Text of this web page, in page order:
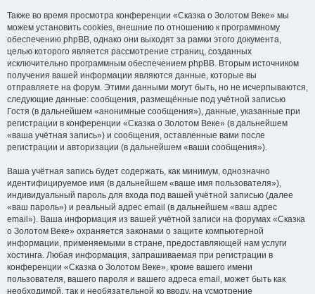
Также во время просмотра конференции «Сказка о Золотом Веке» мы
можем установить cookies, внешние по отношению к программному
обеспечению phpBB, однако они выходят за рамки этого документа,
целью которого является рассмотрение страниц, созданных
исключительно программным обеспечением phpBB. Вторым источником
получения вашей информации являются данные, которые вы
отправляете на форум. Этими данными могут быть, но не исчерпываются,
следующие данные: сообщения, размещённые под учётной записью
Гостя (в дальнейшем «анонимные сообщения»), данные, указанные при
регистрации в конференции «Сказка о Золотом Веке» (в дальнейшем
«ваша учётная запись») и сообщения, оставленные вами после
регистрации и авторизации (в дальнейшем «ваши сообщения»).
Ваша учётная запись будет содержать, как минимум, однозначно
идентифицируемое имя (в дальнейшем «ваше имя пользователя»),
индивидуальный пароль для входа под вашей учётной записью (далее
«ваш пароль») и реальный адрес email (в дальнейшем «ваш адрес
email»). Ваша информация из вашей учётной записи на форумах «Сказка
о Золотом Веке» охраняется законами о защите компьютерной
информации, применяемыми в стране, предоставляющей нам услуги
хостинга. Любая информация, запрашиваемая при регистрации в
конференции «Сказка о Золотом Веке», кроме вашего имени
пользователя, вашего пароля и вашего адреса email, может быть как
необходимой, так и необязательной ко вводу, на усмотрение